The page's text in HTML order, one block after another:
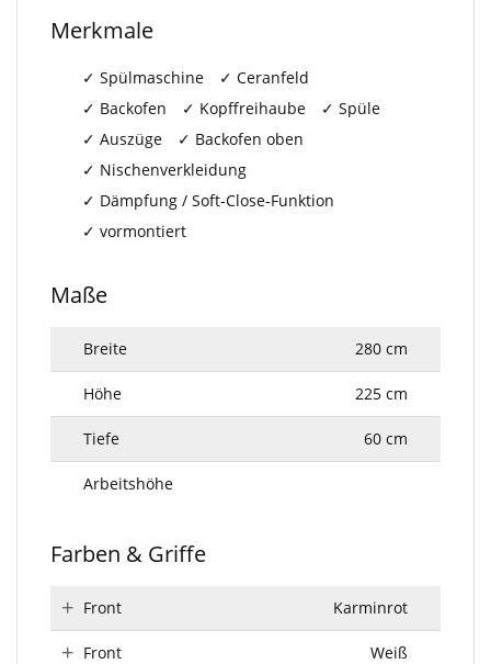
Merkmale
Spülmaschine
Ceranfeld
Backofen
Kopffreihaube
Spüle
Auszüge
Backofen oben
Nischenverkleidung
Dämpfung / Soft-Close-Funktion
vormontiert
Maße
Breite 280 cm
Höhe 225 cm
Tiefe 60 cm
Arbeitshöhe
Farben & Griffe
Front Karminrot
Front Weiß